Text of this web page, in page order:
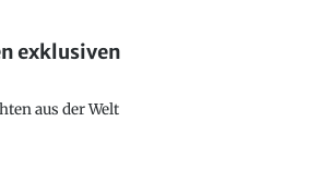
exklusiven
aus der Welt